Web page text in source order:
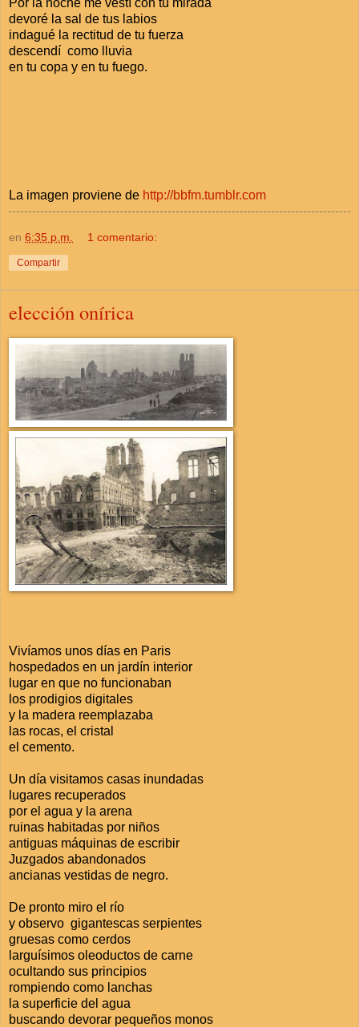
devoré la sal de tus labios
indagué la rectitud de tu fuerza
descendí como lluvia
en tu copa y en tu fuego.
La imagen proviene de http://bbfm.tumblr.com
en 6:35 p.m. 1 comentario:
Compartir
elección onírica
Vivíamos unos días en Paris
hospedados en un jardín interior
lugar en que no funcionaban
los prodigios digitales
y la madera reemplazaba
las rocas, el cristal
el cemento.
Un día visitamos casas inundadas
lugares recuperados
por el agua y la arena
ruinas habitadas por niños
antiguas máquinas de escribir
Juzgados abandonados
ancianas vestidas de negro.
De pronto miro el río
y observo gigantescas serpientes
gruesas como cerdos
larguísimos oleoductos de carne
ocultando sus principios
rompiendo como lanchas
la superficie del agua
buscando devorar pequeños monos